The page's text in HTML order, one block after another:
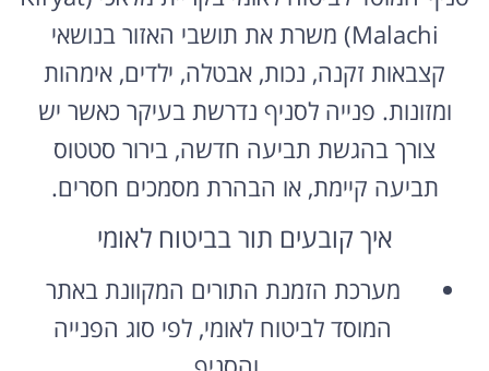
Malachi) משרת את תושבי האזור בנושאי
קצבאות זקנה, נכות, אבטלה, ילדים, אימהות
ומזונות. פנייה לסניף נדרשת בעיקר כאשר יש
צורך בהגשת תביעה חדשה, בירור סטטוס
תביעה קיימת, או הבהרת מסמכים חסרים.
איך קובעים תור בביטוח לאומי
המוסד לביטוח לאומי, לפי סוג הפנייה
והסניף.